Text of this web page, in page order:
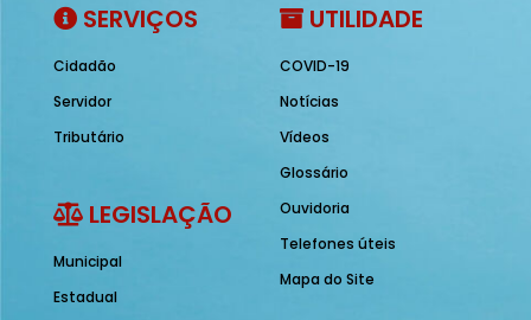
SERVIÇOS
Cidadão
Servidor
Tributário
LEGISLAÇÃO
Municipal
Estadual
UTILIDADE
COVID-19
Notícias
Vídeos
Glossário
Ouvidoria
Telefones úteis
Mapa do Site